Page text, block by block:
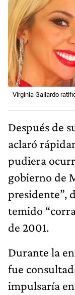
Virginia Gallardo
Después de
aclaró
pudiera
gobierno de
presidente”,
temido
de 2001.
Durante la
fue
impulsaría